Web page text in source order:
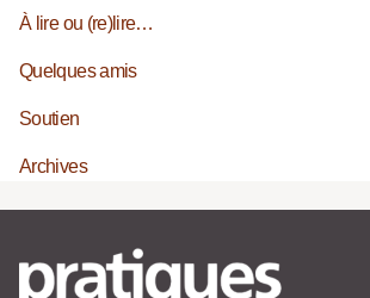
À lire ou (re)lire…
Quelques amis
Soutien
Archives